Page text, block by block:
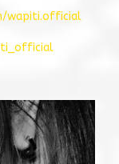
wapiti.official